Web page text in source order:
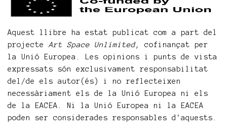
Aquest llibre ha estat publicat com a part del
projecte Art Space Unlimited, cofinançat per
la Unió Europea. Les opinions i punts de vista
expressats són exclusivament responsabilitat
del/de els autor(és) i no reflecteixen
necessàriament els de la Unió Europea ni els
de la EACEA. Ni la Unió Europea ni la EACEA
poden ser considerades responsables d'aquests.